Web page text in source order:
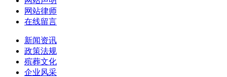
网站律师
在线留言
新闻资讯
政策法规
殡葬文化
企业风采